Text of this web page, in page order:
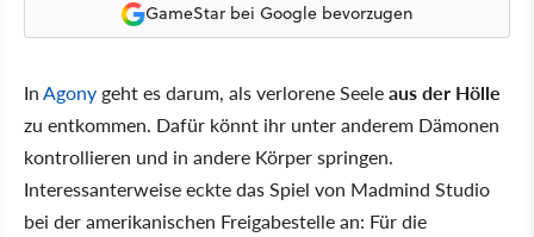
GameStar bei Google bevorzugen
InAgony geht es darum, als verlorene Seeleaus der Hölle
zu entkommen. Dafür könnt ihr unter anderem Dämonen
kontrollieren und in andere Körper springen.
Interessanterweise eckte das Spiel von Madmind Studio
bei der amerikanischen Freigabestelle an: Für die